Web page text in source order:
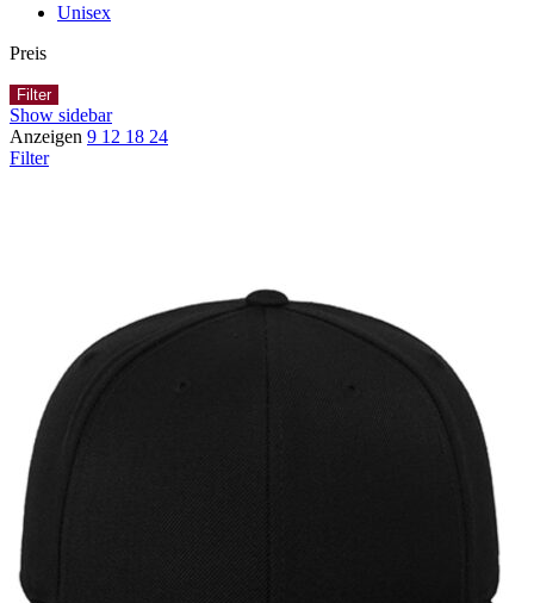
Unisex
Preis
Filter
Show sidebar
Anzeigen 9 12 18 24
Filter